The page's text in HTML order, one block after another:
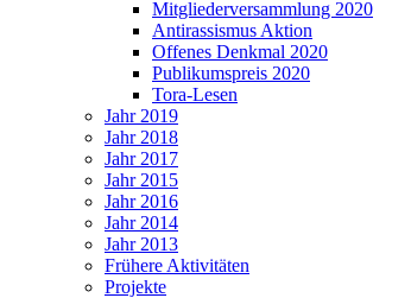
Mitgliederversammlung 2020
Antirassismus Aktion
Offenes Denkmal 2020
Publikumspreis 2020
Tora-Lesen
Jahr 2019
Jahr 2018
Jahr 2017
Jahr 2015
Jahr 2016
Jahr 2014
Jahr 2013
Frühere Aktivitäten
Projekte